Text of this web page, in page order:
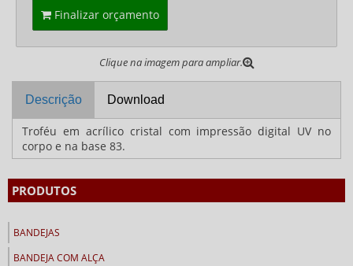
Finalizar orçamento
Clique na imagem para ampliar.
Descrição Download
Troféu em acrílico cristal com impressão digital UV no
corpo e na base 83.
PRODUTOS
BANDEJAS
BANDEJA COM ALÇA